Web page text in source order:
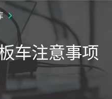
车注意事项